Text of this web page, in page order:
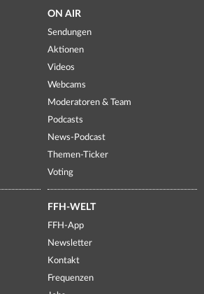
ON AIR
Sendungen
Aktionen
Videos
Webcams
Moderatoren & Team
Podcasts
News-Podcast
Themen-Ticker
Voting
FFH-WELT
FFH-App
Newsletter
Kontakt
Frequenzen